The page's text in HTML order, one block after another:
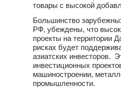
товары с высокой
Большинство
РФ, убеждены, что
проекты на территории
рисках будет
азиатских инвесторов.
инвестиционных
машиностроении,
промышленности.